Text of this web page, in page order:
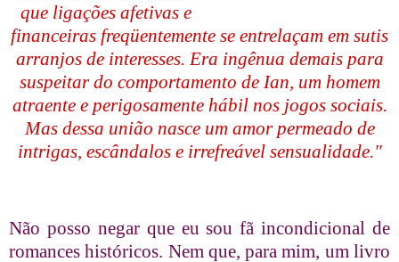
que ligações afetivas e
financeiras freqüentemente se entrelaçam em sutis
arranjos de interesses. Era ingênua demais para
suspeitar do comportamento de Ian, um homem
atraente e perigosamente hábil nos jogos sociais.
Mas dessa união nasce um amor permeado de
intrigas, escândalos e irrefreável sensualidade."
Não posso negar que eu sou fã incondicional de
romances históricos. Nem que, para mim, um livro